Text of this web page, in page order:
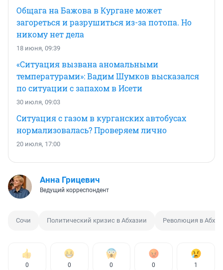
Общага на Бажова в Кургане может
загореться и разрушиться из-за потопа. Но
никому нет дела
18 июня, 09:39
«Ситуация вызвана аномальными
температурами»: Вадим Шумков высказался
по ситуации с запахом в Исети
30 июля, 09:03
Ситуация с газом в курганских автобусах
нормализовалась? Проверяем лично
20 июля, 17:00
Анна Грицевич
Ведущий корреспондент
Сочи Политический кризис в Абхазии Революция в
0 0 0 0 1